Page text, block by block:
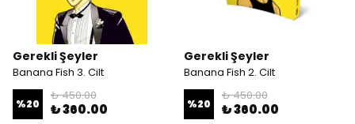
Gerekli Şeyler
Banana Fish 3. Cilt
%20
₺ 450.00
₺ 360.00
Gerekli Şeyler
Banana Fish 2. Cilt
%20
₺ 450.00
₺ 360.00